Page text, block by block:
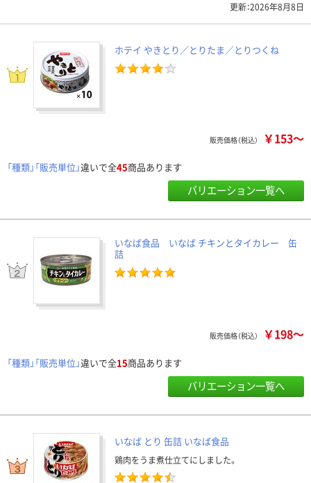
更新：2026年8月8日
ホテイ やきとり／とりたま／とりつくね
販売価格（税込） ￥153～
「種類」「販売単位」違いで全45商品あります
バリエーション一覧へ
いなば食品 いなば チキンとタイカレー 缶
詰
販売価格（税込） ￥198～
「種類」「販売単位」違いで全15商品あります
バリエーション一覧へ
いなば とり 缶詰 いなば食品
鶏肉をうま煮仕立てにしました。